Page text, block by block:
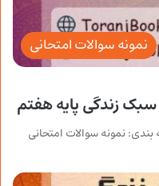
نمونه سوالات امتحانی
سبک زندگی پایه هفتم
نمونه سوالات امتحانی